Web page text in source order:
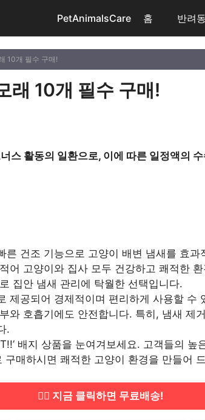
PetAnimalsCare 홈 반려
10개 필수 구매!
래 10개 필수 구매!
스 활동의 일환으로, 이에 따른 일정액의
른 건조 기능으로 고양이 배변 냄새를 효
어 고양이와 집사 모두 건강하고 쾌적한
집안 냄새 관리에 탁월한 선택입니다.
제공되어 경제적이며 편리하게 사용할 수
와 호흡기에도 안전합니다. 특히, 냄새 제
.
배지 상품을 눈여겨보세요. 고객들의
매하시면 쾌적한 고양이 환경을 만들어
🏃‍♂️ 지금 클릭하면 무료배송!